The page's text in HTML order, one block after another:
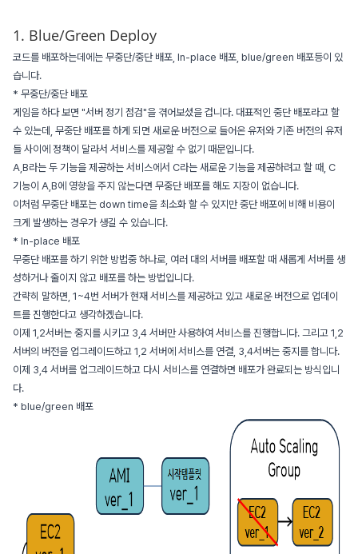
1. Blue/Green Deploy
코드를 배포하는데에는 무중단/중단 배포, In-place 배포, blue/green 배포등이 있
습니다.
* 무중단/중단 배포
게임을 하다 보면 "서버 정기 점검"을 겪어보셨을 겁니다. 대표적인 중단 배포라고 할
수 있는데, 무중단 배포를 하게 되면 새로운 버전으로 들어온 유저와 기존 버전의 유저
들 사이에 정책이 달라서 서비스를 제공할 수 없기 때문입니다.
A,B라는 두 기능을 제공하는 서비스에서 C라는 새로운 기능을 제공하려고 할 때, C
기능이 A,B에 영향을 주지 않는다면 무중단 배포를 해도 지장이 없습니다.
이처럼 무중단 배포는 down time을 최소화 할 수 있지만 중단 배포에 비해 비용이
크게 발생하는 경우가 생길 수 있습니다.
* In-place 배포
무중단 배포를 하기 위한 방법중 하나로, 여러 대의 서버를 배포할 때 새롭게 서버를 생
성하거나 줄이지 않고 배포를 하는 방법입니다.
간략히 말하면, 1~4번 서버가 현재 서비스를 제공하고 있고 새로운 버전으로 업데이
트를 진행한다고 생각하겠습니다.
이제 1,2서버는 중지를 시키고 3,4 서버만 사용하여 서비스를 진행합니다. 그리고 1,2
서버의 버전을 업그레이드하고 1,2 서버에 서비스를 연결, 3,4서버는 중지를 합니다.
이제 3,4 서버를 업그레이드하고 다시 서비스를 연결하면 배포가 완료되는 방식입니
다.
* blue/green 배포